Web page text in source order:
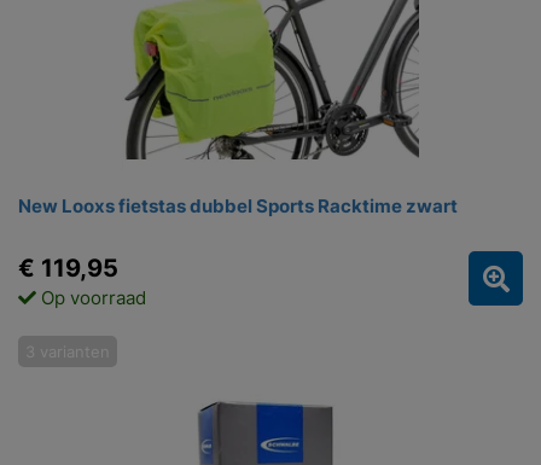
New Looxs fietstas dubbel Sports Racktime zwart
€ 119,95
Op voorraad
3 varianten